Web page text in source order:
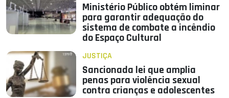
Ministério Público obtém liminar
para garantir adequação do
sistema de combate a incêndio
do Espaço Cultural
JUSTIÇA
Sancionada lei que amplia
penas para violência sexual
contra crianças e adolescentes